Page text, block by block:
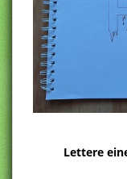
Lettere